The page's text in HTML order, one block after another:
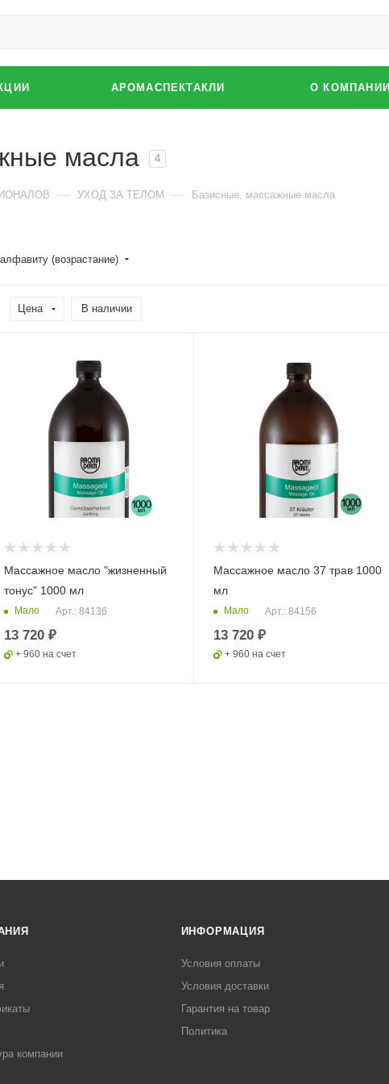
АРОМАСПЕКТАКЛИ О КОМПАНИИ
масла 4
— УХОД ЗА ТЕЛОМ — Базисные, массажные масла
(возрастание)
Цена В наличии
Массажное масло "жизненный
тонус" 1000 мл
Мало Арт.: 84136
13 720 ₽
+ 960 на счет
Массажное масло 37 трав 1000
мл
Мало Арт.: 84156
13 720 ₽
+ 960 на счет
компании
ИНФОРМАЦИЯ
Условия оплаты
Условия доставки
Гарантия на товар
Политика